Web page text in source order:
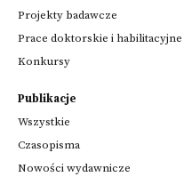
Projekty badawcze
Prace doktorskie i habilitacyjne
Konkursy
Publikacje
Wszystkie
Czasopisma
Nowości wydawnicze